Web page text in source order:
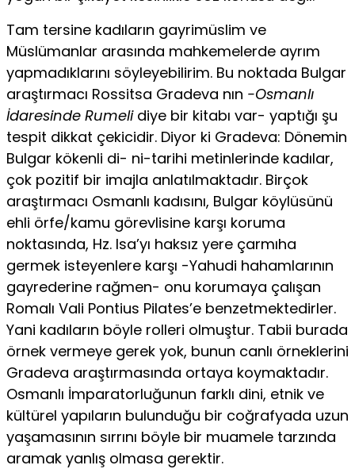
Tam tersine kadıların gayrimüslim ve
Müslümanlar arasında mahkemelerde ayrım
yapmadıklarını söy­leyebilirim. Bu noktada Bulgar
araştırmacı Rossitsa Gradeva nın -Osmanlı
İdaresinde Rumelidiye bir kitabı var- yaptığı şu
tespit dikkat çekicidir. Diyor ki Gradeva: Dönemin
Bulgar kökenli di- ni-tarihi metinlerinde kadılar,
çok pozitif bir imajla anlatılmak­tadır. Birçok
araştırmacı Osmanlı kadısını, Bulgar köylüsünü
eh­li örfe/kamu görevlisine karşı koruma
noktasında, Hz. Isa’yı hak­sız yere çarmıha
germek isteyenlere karşı -Yahudi hahamlarının
gayrederine rağmen- onu korumaya çalışan
Romalı Vali Pontius Pilates’e benzetmektedirler.
Yani kadıların böyle rolleri olmuştur. Tabii burada
örnek vermeye gerek yok, bunun canlı örneklerini
Gradeva araştırmasında ortaya koymaktadır.
Osmanlı İmpara­torluğunun farklı dini, etnik ve
kültürel yapıların bulunduğu bir coğrafyada uzun
yaşamasının sırrını böyle bir muamele tarzında
aramak yanlış olmasa gerektir.